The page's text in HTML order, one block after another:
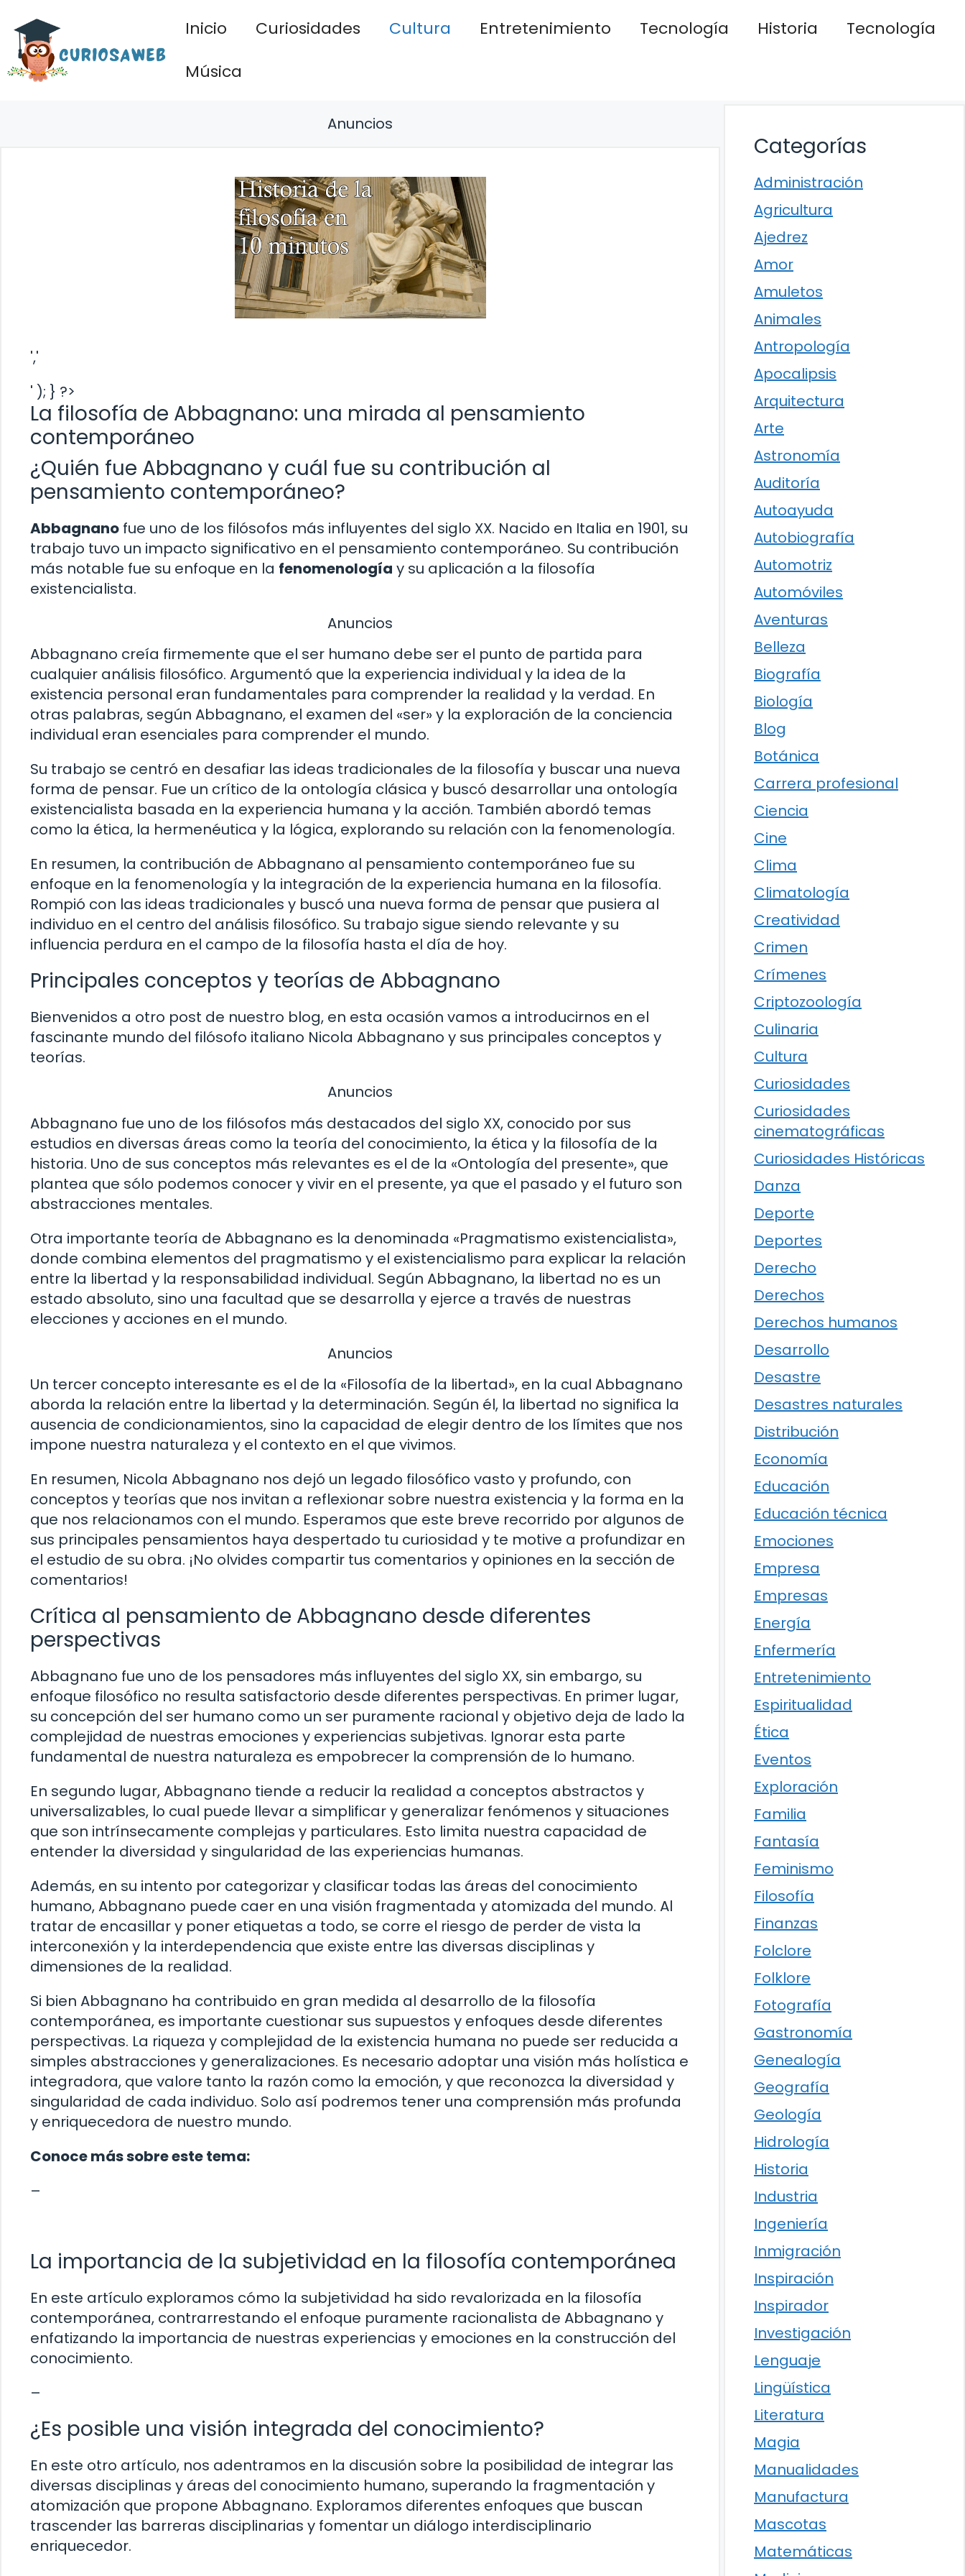
contenido
Inicio Curiosidades Cultura Entretenimiento Tecnología Historia
Tecnología
Música
Anuncios
','
' ); } ?>
La filosofía de Abbagnano: una mirada al pensamiento
contemporáneo
¿Quién fue Abbagnano y cuál fue su contribución al
pensamiento contemporáneo?
Abbagnano fue uno de los filósofos más influyentes del siglo XX. Nacido en Italia en 1901, su
trabajo tuvo un impacto significativo en el pensamiento contemporáneo. Su contribución
más notable fue su enfoque en la fenomenología y su aplicación a la filosofía
existencialista.
Anuncios
Abbagnano creía firmemente que el ser humano debe ser el punto de partida para
cualquier análisis filosófico. Argumentó que la experiencia individual y la idea de la
existencia personal eran fundamentales para comprender la realidad y la verdad. En
otras palabras, según Abbagnano, el examen del «ser» y la exploración de la conciencia
individual eran esenciales para comprender el mundo.
Su trabajo se centró en desafiar las ideas tradicionales de la filosofía y buscar una nueva
forma de pensar. Fue un crítico de la ontología clásica y buscó desarrollar una ontología
existencialista basada en la experiencia humana y la acción. También abordó temas
como la ética, la hermenéutica y la lógica, explorando su relación con la fenomenología.
En resumen, la contribución de Abbagnano al pensamiento contemporáneo fue su
enfoque en la fenomenología y la integración de la experiencia humana en la filosofía.
Rompió con las ideas tradicionales y buscó una nueva forma de pensar que pusiera al
individuo en el centro del análisis filosófico. Su trabajo sigue siendo relevante y su
influencia perdura en el campo de la filosofía hasta el día de hoy.
Principales conceptos y teorías de Abbagnano
Bienvenidos a otro post de nuestro blog, en esta ocasión vamos a introducirnos en el
fascinante mundo del filósofo italiano Nicola Abbagnano y sus principales conceptos y
teorías.
Anuncios
Abbagnano fue uno de los filósofos más destacados del siglo XX, conocido por sus
estudios en diversas áreas como la teoría del conocimiento, la ética y la filosofía de la
historia. Uno de sus conceptos más relevantes es el de la «Ontología del presente», que
plantea que sólo podemos conocer y vivir en el presente, ya que el pasado y el futuro son
abstracciones mentales.
Otra importante teoría de Abbagnano es la denominada «Pragmatismo existencialista»,
donde combina elementos del pragmatismo y el existencialismo para explicar la relación
entre la libertad y la responsabilidad individual. Según Abbagnano, la libertad no es un
estado absoluto, sino una facultad que se desarrolla y ejerce a través de nuestras
elecciones y acciones en el mundo.
Anuncios
Un tercer concepto interesante es el de la «Filosofía de la libertad», en la cual Abbagnano
aborda la relación entre la libertad y la determinación. Según él, la libertad no significa la
ausencia de condicionamientos, sino la capacidad de elegir dentro de los límites que nos
impone nuestra naturaleza y el contexto en el que vivimos.
En resumen, Nicola Abbagnano nos dejó un legado filosófico vasto y profundo, con
conceptos y teorías que nos invitan a reflexionar sobre nuestra existencia y la forma en la
que nos relacionamos con el mundo. Esperamos que este breve recorrido por algunos de
sus principales pensamientos haya despertado tu curiosidad y te motive a profundizar en
el estudio de su obra. ¡No olvides compartir tus comentarios y opiniones en la sección de
comentarios!
Crítica al pensamiento de Abbagnano desde diferentes
perspectivas
Abbagnano fue uno de los pensadores más influyentes del siglo XX, sin embargo, su
enfoque filosófico no resulta satisfactorio desde diferentes perspectivas. En primer lugar,
su concepción del ser humano como un ser puramente racional y objetivo deja de lado la
complejidad de nuestras emociones y experiencias subjetivas. Ignorar esta parte
fundamental de nuestra naturaleza es empobrecer la comprensión de lo humano.
En segundo lugar, Abbagnano tiende a reducir la realidad a conceptos abstractos y
universalizables, lo cual puede llevar a simplificar y generalizar fenómenos y situaciones
que son intrínsecamente complejas y particulares. Esto limita nuestra capacidad de
entender la diversidad y singularidad de las experiencias humanas.
Además, en su intento por categorizar y clasificar todas las áreas del conocimiento
humano, Abbagnano puede caer en una visión fragmentada y atomizada del mundo. Al
tratar de encasillar y poner etiquetas a todo, se corre el riesgo de perder de vista la
interconexión y la interdependencia que existe entre las diversas disciplinas y
dimensiones de la realidad.
Si bien Abbagnano ha contribuido en gran medida al desarrollo de la filosofía
contemporánea, es importante cuestionar sus supuestos y enfoques desde diferentes
perspectivas. La riqueza y complejidad de la existencia humana no puede ser reducida a
simples abstracciones y generalizaciones. Es necesario adoptar una visión más holística e
integradora, que valore tanto la razón como la emoción, y que reconozca la diversidad y
singularidad de cada individuo. Solo así podremos tener una comprensión más profunda
y enriquecedora de nuestro mundo.
Conoce más sobre este tema:
–
La importancia de la subjetividad en la filosofía contemporánea
En este artículo exploramos cómo la subjetividad ha sido revalorizada en la filosofía
contemporánea, contrarrestando el enfoque puramente racionalista de Abbagnano y
enfatizando la importancia de nuestras experiencias y emociones en la construcción del
conocimiento.
–
¿Es posible una visión integrada del conocimiento?
En este otro artículo, nos adentramos en la discusión sobre la posibilidad de integrar las
diversas disciplinas y áreas del conocimiento humano, superando la fragmentación y
atomización que propone Abbagnano. Exploramos diferentes enfoques que buscan
trascender las barreras disciplinarias y fomentar un diálogo interdisciplinario
enriquecedor.
Categorías
Administración
Agricultura
Ajedrez
Amor
Amuletos
Animales
Antropología
Apocalipsis
Arquitectura
Arte
Astronomía
Auditoría
Autoayuda
Autobiografía
Automotriz
Automóviles
Aventuras
Belleza
Biografía
Biología
Blog
Botánica
Carrera profesional
Ciencia
Cine
Clima
Climatología
Creatividad
Crimen
Crímenes
Criptozoología
Culinaria
Cultura
Curiosidades
Curiosidades
cinematográficas
Curiosidades Históricas
Danza
Deporte
Deportes
Derecho
Derechos
Derechos humanos
Desarrollo
Desastre
Desastres naturales
Distribución
Economía
Educación
Educación técnica
Emociones
Empresa
Empresas
Energía
Enfermería
Entretenimiento
Espiritualidad
Ética
Eventos
Exploración
Familia
Fantasía
Feminismo
Filosofía
Finanzas
Folclore
Folklore
Fotografía
Gastronomía
Genealogía
Geografía
Geología
Hidrología
Historia
Industria
Ingeniería
Inmigración
Inspiración
Inspirador
Investigación
Lenguaje
Lingüística
Literatura
Magia
Manualidades
Manufactura
Mascotas
Matemáticas